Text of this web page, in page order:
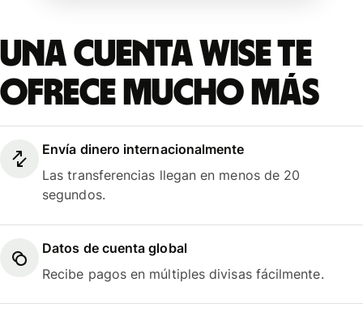
Una cuenta Wise te
ofrece mucho más
Envía dinero internacionalmente
Las transferencias llegan en menos de 20
segundos.
Datos de cuenta global
Recibe pagos en múltiples divisas fácilmente.